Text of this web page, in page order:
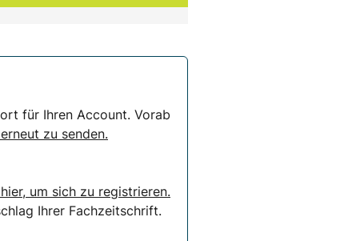
für Ihren Account. Vorab
zu senden.
um sich zu registrieren.
Ihrer Fachzeitschrift.